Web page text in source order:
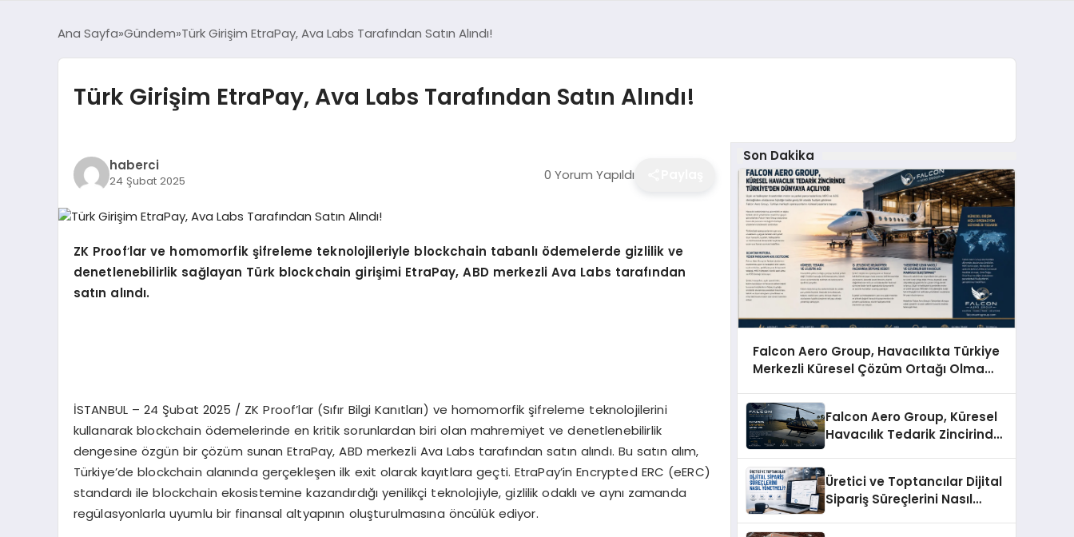
Ana Sayfa Gündem Türk Girişim EtraPay, Ava Labs Tarafından Satın Alındı!
Türk Girişim EtraPay, Ava Labs Tarafından Satın Alındı!
haberci
24 Şubat 2025 0 Yorum Yapıldı
ZK Proof’lar ve homomorfikşifreleme teknolojileriyle blockchain tabanlı ödemelerde gizlilik ve
denetlenebilirlik sağlayan Türk blockchain girişimi EtraPay, ABD merkezli Ava Labs tarafından
satın alındı.
İSTANBUL – 24 Şubat 2025 / ZK Proof’lar (Sıfır Bilgi Kanıtları) ve homomorfik şifreleme teknolojilerini
kullanarak blockchain ödemelerinde en kritik sorunlardan biri olan mahremiyet ve denetlenebilirlik
dengesine özgün bir çözüm sunan EtraPay, ABD merkezli Ava Labs tarafından satın alındı. Bu satın alım,
Türkiye’de blockchain alanında gerçekleşen ilk exit olarak kayıtlara geçti. EtraPay’in Encrypted ERC (eERC)
standardı ile blockchain ekosistemine kazandırdığı yenilikçi teknolojiyle, gizlilik odaklı ve aynı zamanda
regülasyonlarla uyumlu bir finansal altyapının oluşturulmasına öncülük ediyor.
Son Dakika
Falcon Aero Group, Havacılıkta Türkiye
Merkezli Küresel Çözüm Ortağı Olma
Falcon Aero Group, Küresel
Havacılık Tedarik Zincirinde
Üretici ve Toptancılar Dijital
Sipariş Süreçlerini Nasıl